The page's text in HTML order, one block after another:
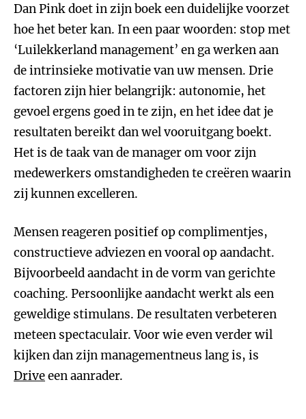
Dan Pink doet in zijn boek een duidelijke voorzet
hoe het beter kan. In een paar woorden: stop met
‘Luilekkerland management’ en ga werken aan
de intrinsieke motivatie van uw mensen. Drie
factoren zijn hier belangrijk: autonomie, het
gevoel ergens goed in te zijn, en het idee dat je
resultaten bereikt dan wel vooruitgang boekt.
Het is de taak van de manager om voor zijn
medewerkers omstandigheden te creëren waarin
zij kunnen excelleren.
Mensen reageren positief op complimentjes,
constructieve adviezen en vooral op aandacht.
Bijvoorbeeld aandacht in de vorm van gerichte
coaching. Persoonlijke aandacht werkt als een
geweldige stimulans. De resultaten verbeteren
meteen spectaculair. Voor wie even verder wil
kijken dan zijn managementneus lang is, is
Driveeen aanrader.